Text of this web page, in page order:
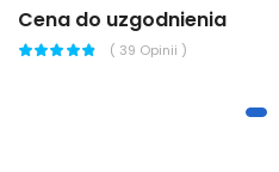
Cena do uzgodnienia
( 39 Opinii )